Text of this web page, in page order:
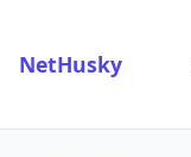
NetHusky